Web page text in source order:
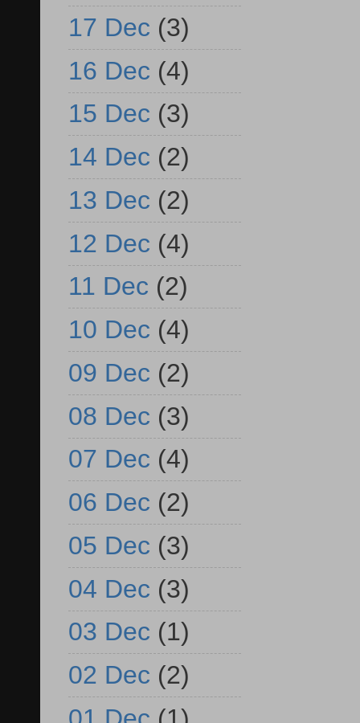
17 Dec (3)
16 Dec (4)
15 Dec (3)
14 Dec (2)
13 Dec (2)
12 Dec (4)
11 Dec (2)
10 Dec (4)
09 Dec (2)
08 Dec (3)
07 Dec (4)
06 Dec (2)
05 Dec (3)
04 Dec (3)
03 Dec (1)
02 Dec (2)